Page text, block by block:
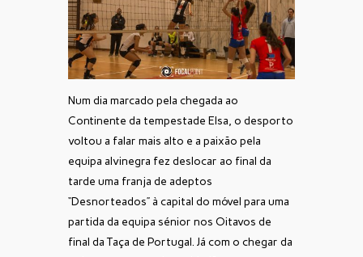
Num dia marcado pela chegada ao
Continente da tempestade Elsa, o desporto
voltou a falar mais alto e a paixão pela
equipa alvinegra fez deslocar ao final da
tarde uma franja de adeptos
“Desnorteados” à capital do móvel para uma
partida da equipa sénior nos Oitavos de
final da Taça de Portugal. Já com o chegar da